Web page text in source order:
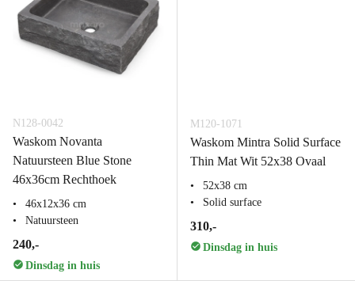
N128-0042
Waskom Novanta
Natuursteen Blue Stone
46x36cm Rechthoek
46x12x36 cm
Natuursteen
240,-
Dinsdag in huis
M120-1071
Waskom Mintra Solid Surface
Thin Mat Wit 52x38 Ovaal
52x38 cm
Solid surface
310,-
Dinsdag in huis